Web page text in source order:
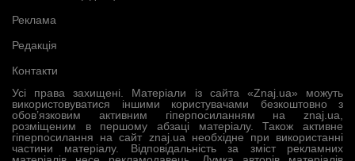
Усі права захищені. Матеріали із сайта «Znaj.ua» можуть
використовуватися іншими користувачами безкоштовно з
обов’язковим активним гіперпосиланням на znaj.ua,
розміщеним в першому абзаці матеріалу. Також активне
гіперпосилання на сайт znaj.ua необхідне при використанні
частини матеріалу. Відповідальність за зміст рекламних
Реклама
Редакція
Контакти